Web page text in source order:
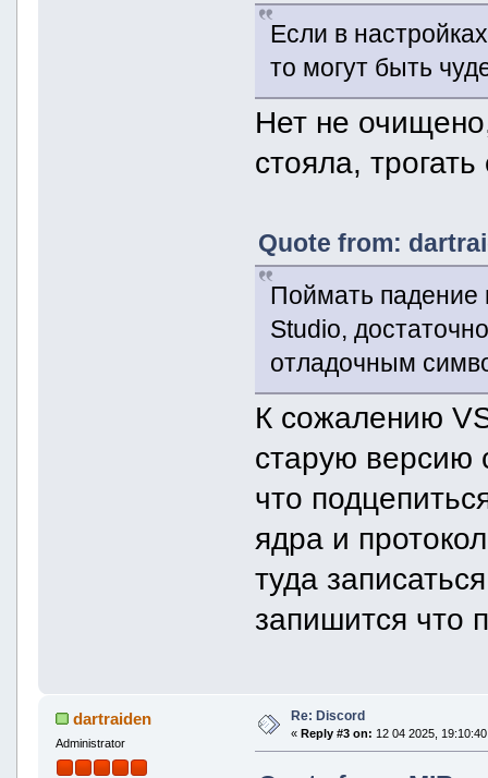
Если в
то могут быть
Нет не
стояла,
Quote from:
Поймать падение
Studio,
отладочным
К сожалению
старую версию
что
ядра и
туда
запишится что
dartraiden
Administrator
Re: Discord
« Reply #3 on: 12 04 2025,